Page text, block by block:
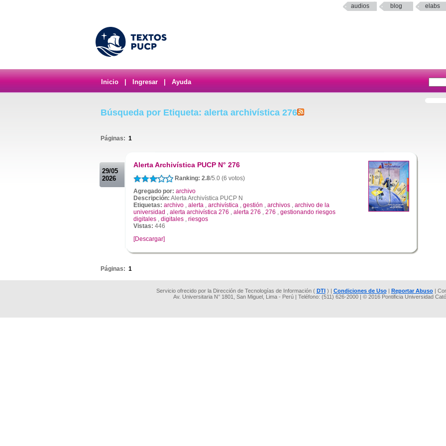
audios blog elabs
Inicio Ingresar Ayuda
Búsqueda por Etiqueta: alerta archivística 276
Páginas: 1
29/05
2026
Alerta Archivística PUCP N° 276
Ranking: 2.8/5.0 (6 votos)
Agregado por: archivo
Descripción: Alerta Archivística PUCP N
Etiquetas: archivo , alerta , archivística , gestión , archivos , archivo de la
universidad , alerta archivística 276 , alerta 276 , 276 , gestionando riesgos
digitales , digitales , riesgos
Vistas: 446
[Descargar]
Páginas: 1
Servicio ofrecido por la Dirección de Tecnologías de Información ( DTI) | Condiciones de Uso| Reportar Abuso|
Av. Universitaria N° 1801, San Miguel, Lima - Perú | Teléfono: (511) 626-2000 | © 2016 Pontificia Universidad